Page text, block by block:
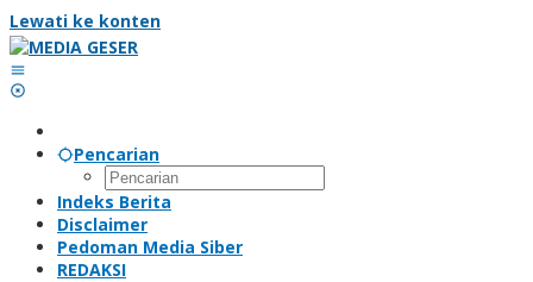
Lewati ke konten
Pencarian
Indeks Berita
Disclaimer
Pedoman Media Siber
REDAKSI